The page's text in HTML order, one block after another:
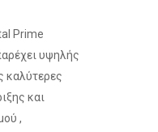
Prime
υψηλής
καλύτερες
και
,